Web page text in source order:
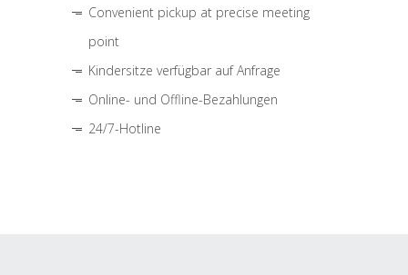
Convenient pickup at precise meeting
point
Kindersitze verfügbar auf Anfrage
Online- und Offline-Bezahlungen
24/7-Hotline